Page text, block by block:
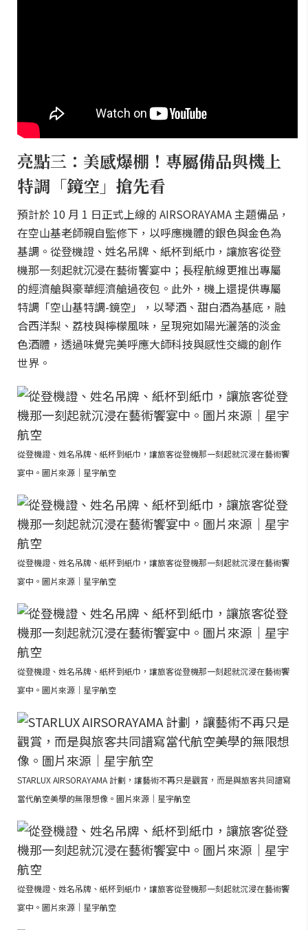
亮點三：美感爆棚！專屬備品與機上
特調「鏡空」搶先看
預計於 10 月 1 日正式上線的 AIRSORAYAMA 主題備品，
在空山基老師親自監修下，以呼應機體的銀色與金色為
基調。從登機證、姓名吊牌、紙杯到紙巾，讓旅客從登
機那一刻起就沉浸在藝術饗宴中；長程航線更推出專屬
的經濟艙與豪華經濟艙過夜包。此外，機上還提供專屬
特調「空山基特調-鏡空」，以琴酒、甜白酒為基底，融
合西洋梨、荔枝與檸檬風味，呈現宛如陽光灑落的淡金
色酒體，透過味覺完美呼應大師科技與感性交織的創作
世界。
從登機證、姓名吊牌、紙杯到紙巾，讓旅客從登機那一刻起就沉浸在藝術饗
宴中。圖片來源｜星宇航空
從登機證、姓名吊牌、紙杯到紙巾，讓旅客從登機那一刻起就沉浸在藝術饗
宴中。圖片來源｜星宇航空
從登機證、姓名吊牌、紙杯到紙巾，讓旅客從登機那一刻起就沉浸在藝術饗
宴中。圖片來源｜星宇航空
STARLUX AIRSORAYAMA 計劃，讓藝術不再只是觀賞，而是與旅客共同譜寫
當代航空美學的無限想像。圖片來源｜星宇航空
從登機證、姓名吊牌、紙杯到紙巾，讓旅客從登機那一刻起就沉浸在藝術饗
宴中。圖片來源｜星宇航空